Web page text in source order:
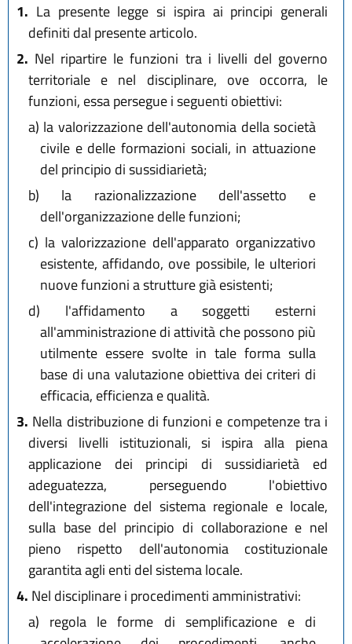
1. La presente legge si ispira ai principi generali
definiti dal presente articolo.
2. Nel ripartire le funzioni tra i livelli del governo
territoriale e nel disciplinare, ove occorra, le
funzioni, essa persegue i seguenti obiettivi:
a) la valorizzazione dell'autonomia della società
civile e delle formazioni sociali, in attuazione
del principio di sussidiarietà;
b) la razionalizzazione dell'assetto e
dell'organizzazione delle funzioni;
c) la valorizzazione dell'apparato organizzativo
esistente, affidando, ove possibile, le ulteriori
nuove funzioni a strutture già esistenti;
d) l'affidamento a soggetti esterni
all'amministrazione di attività che possono più
utilmente essere svolte in tale forma sulla
base di una valutazione obiettiva dei criteri di
efficacia, efficienza e qualità.
3. Nella distribuzione di funzioni e competenze tra i
diversi livelli istituzionali, si ispira alla piena
applicazione dei principi di sussidiarietà ed
adeguatezza, perseguendo l'obiettivo
dell'integrazione del sistema regionale e locale,
sulla base del principio di collaborazione e nel
pieno rispetto dell'autonomia costituzionale
garantita agli enti del sistema locale.
4. Nel disciplinare i procedimenti amministrativi:
a) regola le forme di semplificazione e di